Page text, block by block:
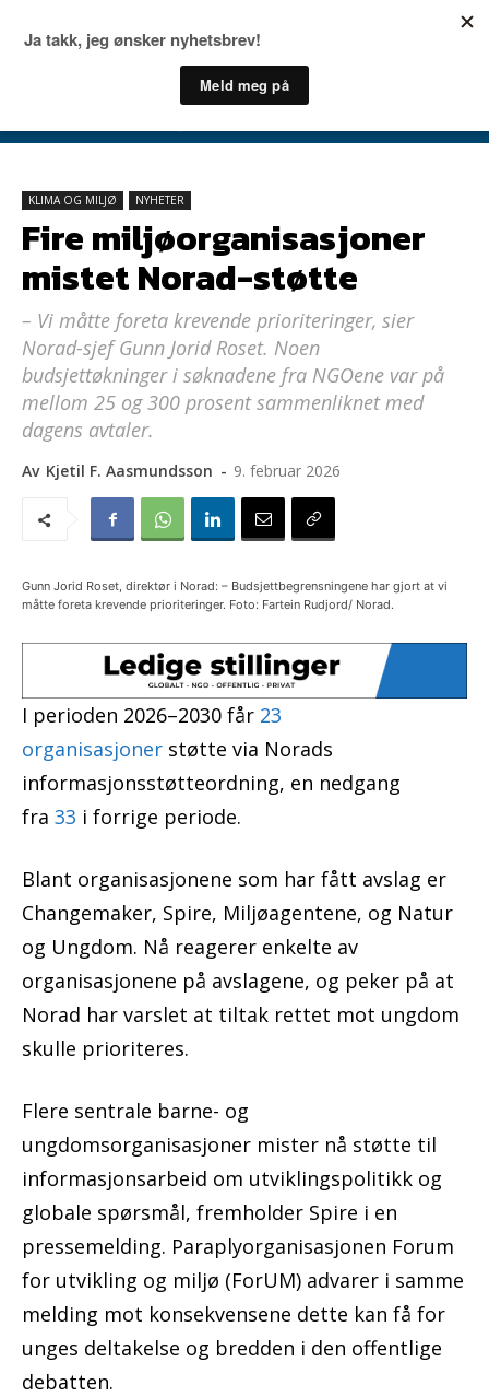
KLIMA OG MILJØ NYHETER
Fire miljøorganisasjoner
mistet Norad-støtte
– Vi måtte foreta krevende prioriteringer, sier
Norad-sjef Gunn Jorid Roset. Noen
budsjettøkninger i søknadene fra NGOene var på
mellom 25 og 300 prosent sammenliknet med
dagens avtaler.
Av Kjetil F. Aasmundsson - 9. februar 2026
Gunn Jorid Roset, direktør i Norad: – Budsjettbegrensningene har gjort at vi
måtte foreta krevende prioriteringer. Foto: Fartein Rudjord/ Norad.
I perioden 2026–2030 får 23
organisasjoner støtte via Norads
informasjonsstøtteordning, en nedgang
fra 33 i forrige periode.
Blant organisasjonene som har fått avslag er
Changemaker, Spire, Miljøagentene, og Natur
og Ungdom. Nå reagerer enkelte av
organisasjonene på avslagene, og peker på at
Norad har varslet at tiltak rettet mot ungdom
skulle prioriteres.
Flere sentrale barne- og
ungdomsorganisasjoner mister nå støtte til
informasjonsarbeid om utviklingspolitikk og
globale spørsmål, fremholder Spire i en
pressemelding. Paraplyorganisasjonen Forum
for utvikling og miljø (ForUM) advarer i samme
melding mot konsekvensene dette kan få for
unges deltakelse og bredden i den offentlige
debatten.